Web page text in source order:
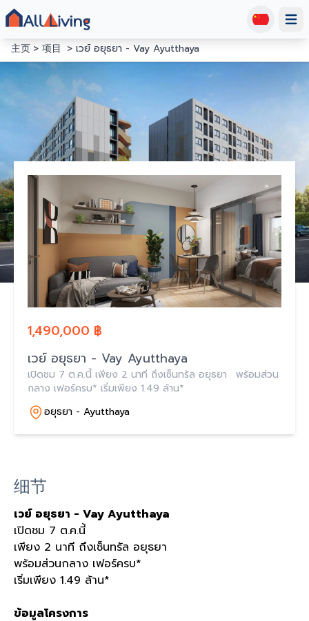
主页
项目 เวย์ อยุธยา - Vay Ayutthaya
1,490,000 ฿
เวย์ อยุธยา - Vay Ayutthaya
เปิดชม 7 ต.ค.นี้ เพียง 2 นาที ถึงเซ็นทรัล อยุธยา พร้อมส่วน
กลาง เฟอร์ครบ* เริ่มเพียง 1.49 ล้าน*
อยุธยา - Ayutthaya
细节
เวย์ อยุธยา - Vay Ayutthaya
เปิดชม 7 ต.ค.นี้
เพียง 2 นาที ถึงเซ็นทรัล อยุธยา
พร้อมส่วนกลาง เฟอร์ครบ*
เริ่มเพียง 1.49 ล้าน*
ข้อมูลโครงการ